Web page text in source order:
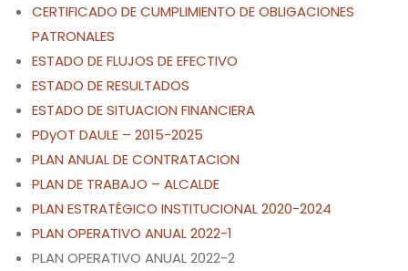
CERTIFICADO DE CUMPLIMIENTO DE OBLIGACIONES
PATRONALES
ESTADO DE FLUJOS DE EFECTIVO
ESTADO DE RESULTADOS
ESTADO DE SITUACION FINANCIERA
PDyOT DAULE – 2015-2025
PLAN ANUAL DE CONTRATACION
PLAN DE TRABAJO – ALCALDE
PLAN ESTRATÉGICO INSTITUCIONAL 2020-2024
PLAN OPERATIVO ANUAL 2022-1
PLAN OPERATIVO ANUAL 2022-2